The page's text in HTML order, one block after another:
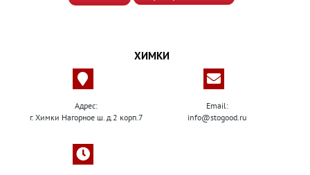
ХИМКИ
Адрес:
г. Химки Нагорное ш. д.2 корп.7
Email:
info@stogood.ru